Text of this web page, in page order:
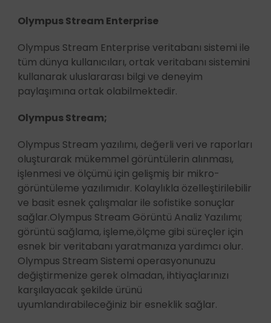
Olympus Stream Enterprise
Olympus Stream Enterprise veritabanı sistemi ile
tüm dünya kullanıcıları, ortak veritabanı sistemini
kullanarak uluslararası bilgi ve deneyim
paylaşımına ortak olabilmektedir.
Olympus Stream;
Olympus Stream yazılımı, değerli veri ve raporları
oluşturarak mükemmel görüntülerin alınması,
işlenmesi ve ölçümü için gelişmiş bir mikro-
görüntüleme yazılımıdır. Kolaylıkla özelleştirilebilir
ve basit esnek çalışmalar ile sofistike sonuçlar
sağlar.Olympus Stream Görüntü Analiz Yazılımı;
görüntü sağlama, işleme,ölçme gibi süreçler için
esnek bir veritabanı yaratmanıza yardımcı olur.
Olympus Stream Sistemi operasyonunuzu
değiştirmenize gerek olmadan, ihtiyaçlarınızı
karşılayacak şekilde ürünü
uyumlandırabileceğiniz bir esneklik sağlar.